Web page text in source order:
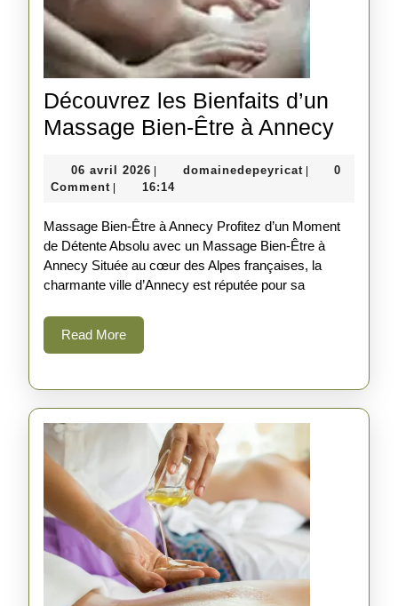
Découvrez les Bienfaits d’un
Massage Bien-Être à Annecy
06 avril 2026 06
avril
| domainedepeyricat |
0
Comment | 16:14
Massage Bien-Être à Annecy Profitez d’un Moment
de Détente Absolu avec un Massage Bien-Être à
Annecy Située au cœur des Alpes françaises, la
charmante ville d’Annecy est réputée pour sa
Read MoreRead
More